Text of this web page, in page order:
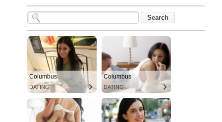
Columbus
DATING
Columbus
DATING